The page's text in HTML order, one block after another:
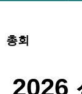
총회
2026